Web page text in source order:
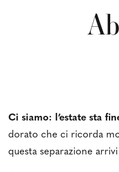
Ci siamo: l’estate sta
dorato che ci ricorda
questa separazione